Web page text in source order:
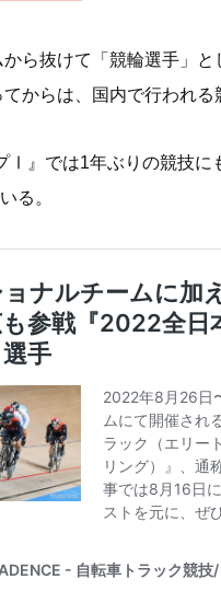
ら抜けて「競輪選手」
からは、国内で行われる
Ⅰ』では1年ぶりの競技に
る。